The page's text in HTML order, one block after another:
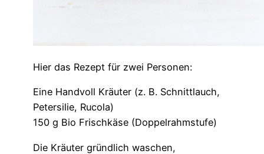
Hier das Rezept für zwei Personen:
Eine Handvoll Kräuter (z. B. Schnittlauch,
Petersilie, Rucola)
150 g Bio Frischkäse (Doppelrahmstufe)
Die Kräuter gründlich waschen,